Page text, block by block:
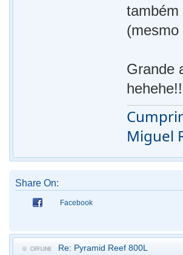
também
Grande
Miguel
Share On:
Facebook
Re: Pyramid Reef 800L